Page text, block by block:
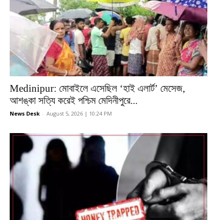
Medinipur: মোবাইলে এসেছিল ‘হাই এলার্ট’ মেসেজ,
আশঙ্কা সত্যি করেই পশ্চিম মেদিনীপুরে...
News Desk - August 5, 2026 | 10:24 PM